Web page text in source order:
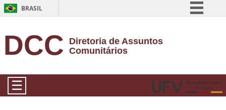
BRASIL
Comunica BR
Acesso à informação
Legislação
DCC
Diretoria de Assuntos
Comunitários
☰